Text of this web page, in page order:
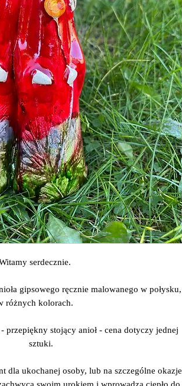
serdecznie.
gipsowego ręcznie malowanego w połysku,
różnych kolorach.
- przepiękny stojący anioł - cena dotyczy jednej
sztuki.
dla ukochanej osoby, lub na szczególne okazje